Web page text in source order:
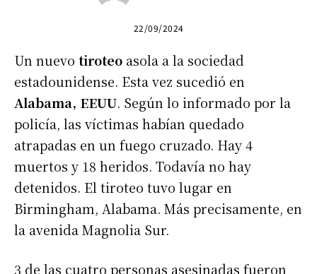
22/09/2024
Un nuevo tiroteo asola a la sociedad
estadounidense. Esta vez sucedió en
Alabama, EEUU. Según lo informado por la
policía, las víctimas habían quedado
atrapadas en un fuego cruzado. Hay 4
muertos y 18 heridos. Todavía no hay
detenidos. El tiroteo tuvo lugar en
Birmingham, Alabama. Más precisamente, en
la avenida Magnolia Sur.
3 de las cuatro personas asesinadas fueron